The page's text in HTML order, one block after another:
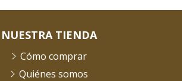
NUESTRA TIENDA
Cómo comprar
Quiénes somos